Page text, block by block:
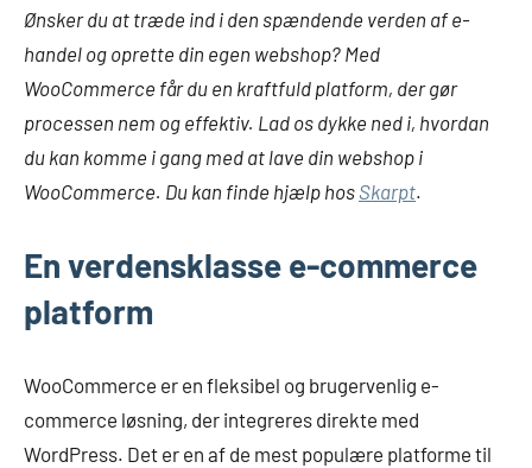
Ønsker du at træde ind i den spændende verden af e-
handel og oprette din egen webshop? Med
WooCommerce får du en kraftfuld platform, der gør
processen nem og effektiv. Lad os dykke ned i, hvordan
du kan komme i gang med at lave din webshop i
WooCommerce. Du kan finde hjælp hos Skarpt.
En verdensklasse e-commerce
platform
WooCommerce er en fleksibel og brugervenlig e-
commerce løsning, der integreres direkte med
WordPress. Det er en af de mest populære platforme til